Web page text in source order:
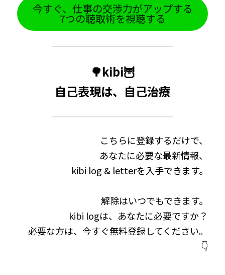
今すぐ、仕事の交渉力がアップする
7つの聴取術を視聴する
🌳kibi🦉
自己表現は、自己治療
こちらに登録するだけで、
あなたに必要な最新情報、
kibi log & letterを入手できます。
解除はいつでもできます。
kibi logは、あなたに必要ですか？
必要な方は、今すぐ無料登録してください。
👇